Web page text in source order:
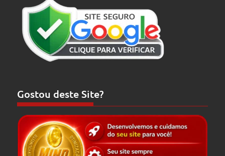
Gostou deste Site?